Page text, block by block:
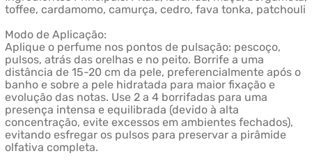
toffee, cardamomo, camurça, cedro, fava tonka, patchouli
Modo de Aplicação:
Aplique o perfume nos pontos de pulsação: pescoço,
pulsos, atrás das orelhas e no peito. Borrife a uma
distância de 15-20 cm da pele, preferencialmente após o
banho e sobre a pele hidratada para maior fixação e
evolução das notas. Use 2 a 4 borrifadas para uma
presença intensa e equilibrada (devido à alta
concentração, evite excessos em ambientes fechados),
evitando esfregar os pulsos para preservar a pirâmide
olfativa completa.